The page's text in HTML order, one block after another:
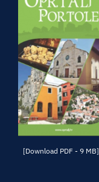
[Download PDF - 9 MB]